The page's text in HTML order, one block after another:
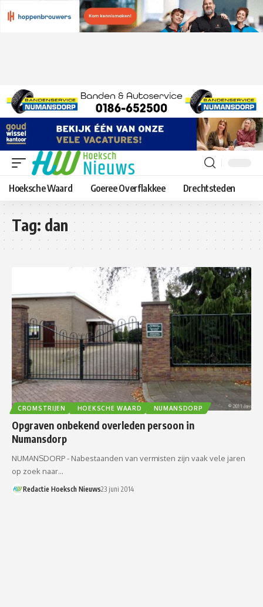
Hoeksche Waard Goeree Overflakkee Drechtsteden
Tag: dan
CROMSTRIJEN HOEKSCHE WAARD NUMANSDORP
Opgraven onbekend overleden persoon in
Numansdorp
NUMANSDORP - Nabestaanden van vermisten zijn vaak vele jaren
op zoek naar…
Redactie Hoeksch Nieuws23 juni 2014